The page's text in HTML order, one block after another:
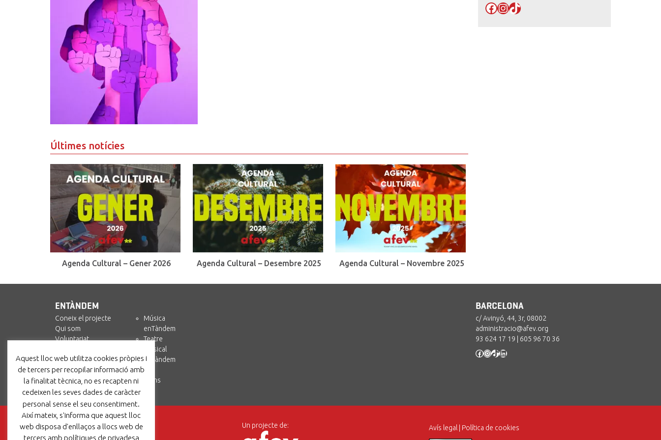
Últimes notícies
Agenda Cultural – Gener 2026 Agenda Cultural – Desembre 2025 Agenda Cultural – Novembre 2025
Facebook
Instagram
TikTok
ENTÀNDEM
Coneix el projecte
Qui som
Voluntariat
enTàndem +
Amics i Circ
Música
enTàndem
Teatre
Musical
enTàndem
Recursos
Contacta’ns
BARCELONA
c/ Avinyó, 44, 3r, 08002
administracio@afev.org
93 624 17 19
605 96 70 36
Facebook
Instagram
TikTok
LinkedIn
Un projecte de: Avís legal Política de cookies
Aquest lloc web utilitza cookies pròpies i
de tercers per recopilar informació amb
la finalitat tècnica, no es recapten ni
cedeixen les seves dades de caràcter
personal sense el seu consentiment.
Així mateix, s'informa que aquest lloc
web disposa d'enllaços a llocs web de
tercers amb polítiques de privadesa